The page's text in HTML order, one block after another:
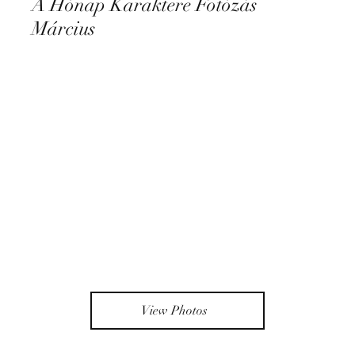
View Photos
A Hónap Karaktere Fotózás
Március